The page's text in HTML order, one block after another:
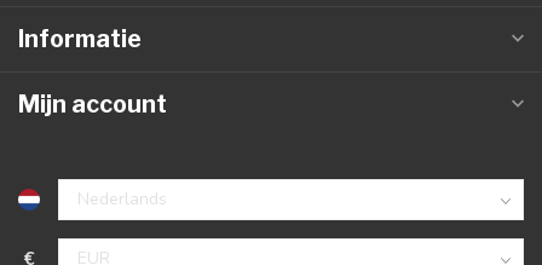
Informatie
Mijn account
€